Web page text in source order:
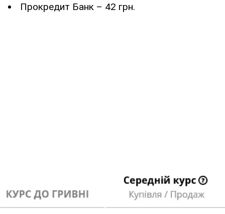
Прокредит Банк – 42 грн.